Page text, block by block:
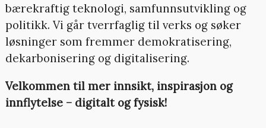
bærekraftig teknologi, samfunnsutvikling og
politikk. Vi går tverrfaglig til verks og søker
løsninger som fremmer demokratisering,
dekarbonisering og digitalisering.
Velkommen til mer innsikt, inspirasjon og
innflytelse – digitalt og fysisk!